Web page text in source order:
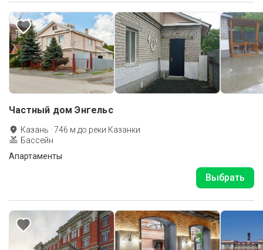
Частный дом Энгельс
Казань ·746 м до реки Казанки
Бассейн
Апартаменты
Выбрать